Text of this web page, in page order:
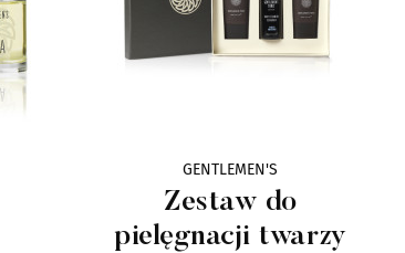
GENTLEMEN'S
Zestaw do
pielęgnacji twarzy